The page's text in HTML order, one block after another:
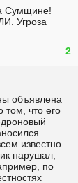
Сумщине!
Угроза
2
объявлена
том, что его
известно
нарушал,
по